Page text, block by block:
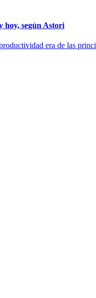
hoy, según Astori
era de las